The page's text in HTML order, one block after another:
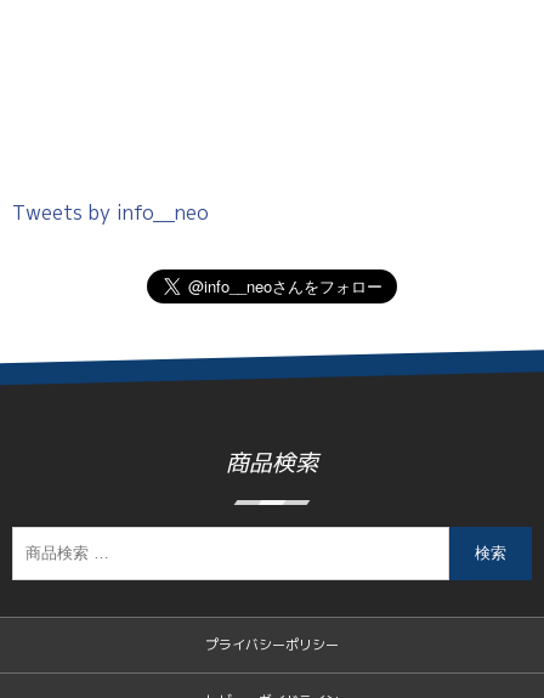
Tweets by info__neo
商品検索
検索
プライバシーポリシー